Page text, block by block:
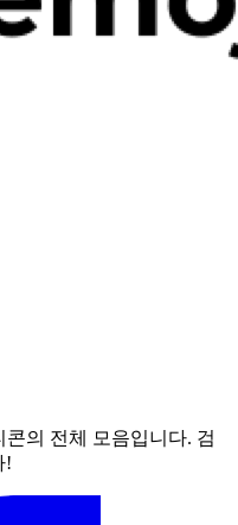
콘의 전체 모음입니다. 검
!